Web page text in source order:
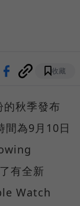
收藏
秋季發布
間為9月10日
有全新
Watch